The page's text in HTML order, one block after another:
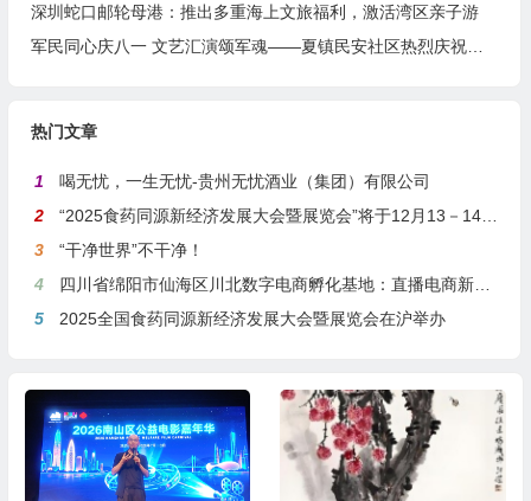
深圳蛇口邮轮母港：推出多重海上文旅福利，激活湾区亲子游
军民同心庆八一 文艺汇演颂军魂——夏镇民安社区热烈庆祝建军99周年
热门文章
1
喝无忧，一生无忧-贵州无忧酒业（集团）有限公司
2
“2025食药同源新经济发展大会暨展览会”将于12月13－14日在沪举行
3
“干净世界”不干净！
4
四川省绵阳市仙海区川北数字电商孵化基地：直播电商新引擎，预计年产值达5亿
5
2025全国食药同源新经济发展大会暨展览会在沪举办